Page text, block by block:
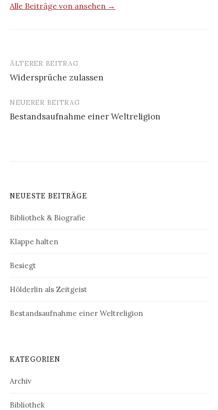
Alle Beiträge von ansehen →
Beitrags-
Navigation
ÄLTERER BEITRAG
Widersprüche zulassen
NEUERER BEITRAG
Bestandsaufnahme einer Weltreligion
NEUESTE BEITRÄGE
Bibliothek & Biografie
Klappe halten
Besiegt
Hölderlin als Zeitgeist
Bestandsaufnahme einer Weltreligion
KATEGORIEN
Archiv
Bibliothek